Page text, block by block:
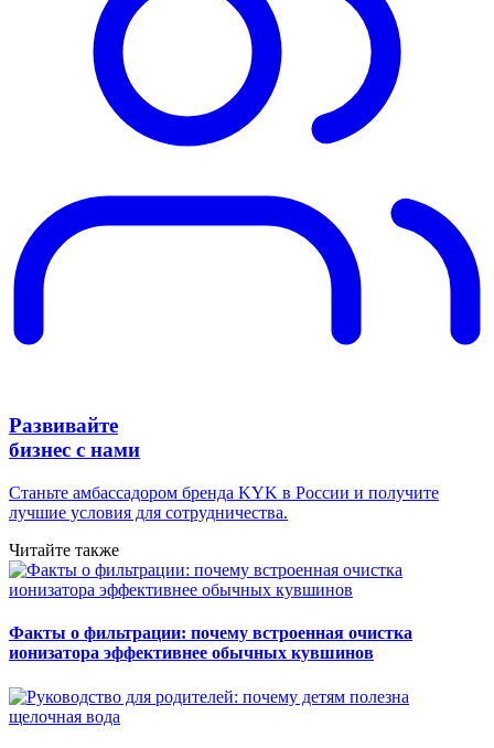
Развивайте
бизнес с нами
Станьте амбассадором бренда KYK в России и получите
лучшие условия для сотрудничества.
Читайте также
Факты о фильтрации: почему встроенная очистка
ионизатора эффективнее обычных кувшинов